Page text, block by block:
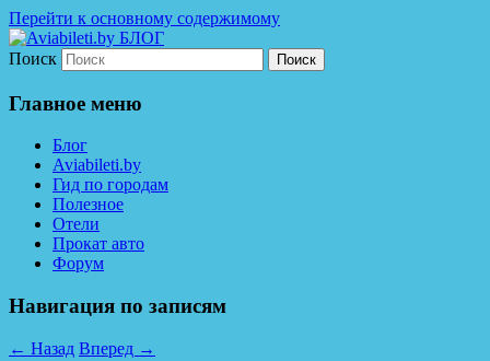
Перейти к основному содержимому
Aviabileti.by БЛОГ
Дешевые авиабилеты по всему миру. С
нами легко путешествовать!
Поиск
Главное меню
Блог
Aviabileti.by
Гид по городам
Полезное
Отели
Прокат авто
Форум
Навигация по записям
← Назад Вперед →